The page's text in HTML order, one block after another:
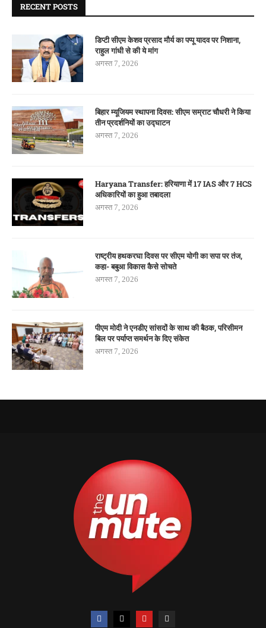
RECENT POSTS
डिप्टी सीएम केशव प्रसाद मौर्य का पप्पू यादव पर निशाना,
राहुल गांधी से की ये मांग
अगस्त 7, 2026
बिहार म्यूजियम स्थापना दिवस: सीएम सम्राट चौधरी ने किया
तीन प्रदर्शनियों का उद्घाटन
अगस्त 7, 2026
Haryana Transfer: हरियाणा में 17 IAS और 7 HCS
अधिकारियों का हुआ तबादला
अगस्त 7, 2026
राष्ट्रीय हथकरघा दिवस पर सीएम योगी का सपा पर तंज,
कहा- बबुआ विकास कैसे सोचते
अगस्त 7, 2026
पीएम मोदी ने एनडीए सांसदों के साथ की बैठक, परिसीमन
बिल पर पर्याप्त समर्थन के दिए संकेत
अगस्त 7, 2026